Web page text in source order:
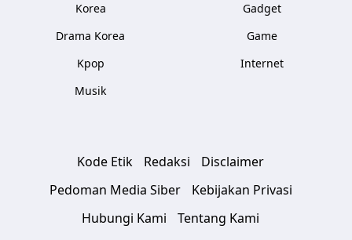
Korea
Drama Korea
Kpop
Musik
Gadget
Game
Internet
Kode Etik Redaksi
Disclaimer
Pedoman Media Siber
Kebijakan Privasi
Hubungi Kami
Tentang Kami